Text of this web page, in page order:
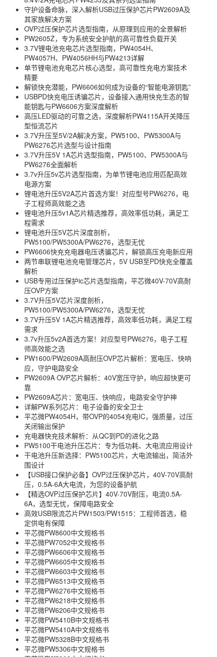
守护设备命脉，深入解析USB过压保护芯片PW2609A及
其家族解决方案
OVP过压保护芯片选型指南，从原理到应用的全景解析
PW2605Z，专为系统安全护航的高可靠性负载开关
3.7V锂电池充电芯片选型指南，PW4054H、
PW4057H、PW4056HH与PW4213详解
单节锂电池充电芯片核心选型，高可靠性充电方案技术
精要
解锁快充潜能，PW6606如何成为设备的“智能电源钥匙”
USBPD快充电压诱骗芯片，设备接入通用快充生态的智
能钥匙与PW6606方案深度解析
高压LED驱动的可靠之选，深度解析PW4115A开关降压
型恒流芯片
3.7V升压至5V/2A解决方案，PW5100、PW5300A与
PW6276芯片选型与设计指南
3.7V升压5V 1A芯片选型指南，PW5100、PW5300A与
PW6276全面解析
3.7v升压5v芯片选型指南，为单节锂电池应用匹配高效
电源方案
锂电池升压5V2A芯片首选方案！对应型号PW6276，电
子工程师高效能之选
锂电池升压5v1A芯片精选推荐，高效率低功耗，满足工
程需求
锂电池升压5V芯片深度剖析，
PW5100/PW5300A/PW6276，选型无忧
PW6606快充充电器电压诱骗芯片，解锁高压充电新应用
两节串联锂电池充电管理芯片，5V USB至PD快充全覆盖
解析
USB专用过压保护ic芯片选型指南，平芯微40V-70V高耐
压OVP方案
3.7V升压5V芯片深度剖析，
PW5100/PW5300A/PW6276，选型无忧
3.7V升压5V 1A芯片精选推荐，高效率低功耗，满足工程
需求
3.7v升压5v2A首选方案！对应型号PW6276，电子工程
师高效能之选
PW1600/PW2609A高耐压OVP芯片解析：宽电压、快响
应，守护电路安全
PW2609A OVP芯片解析：40V宽压守护，响应超快更可
靠
PW2609A芯片：宽电压、快响应，电路安全守护神
详解PW系列芯片：电子设备的安全卫士
平芯微PW4054H，带OVP的4054充电IC，强质量，过压
关闭输出保护
充电器快充技术解析：从QC到PD的进化之路
PW5100干电池升压芯片：专为低功耗、大电流应用设计
干电池升压新选择：PW5100芯片，大电流输出，简洁外
围设计
【USB接口保护必备】OVP过压保护芯片，40V-70V高耐
压，0.5A-6A大电流，为您的设备护航
【精选OVP过压保护芯片】40V-70V耐压，电流0.5A-
6A，选型无忧，保障电路安全
高效USB限流芯片PW1503/PW1515：工程师首选，稳
定供电有保障
平芯微PW8600中文规格书
平芯微PW7052中文规格书
平芯微PW6606中文规格书
平芯微PW6605中文规格书
平芯微PW6603中文规格书
平芯微PW6513中文规格书
平芯微PW6276中文规格书
平芯微PW6218中文规格书
平芯微PW6206中文规格书
平芯微PW5410B中文规格书
平芯微PW5410A中文规格书
平芯微PW5328B中文规格书
平芯微PW5306中文规格书